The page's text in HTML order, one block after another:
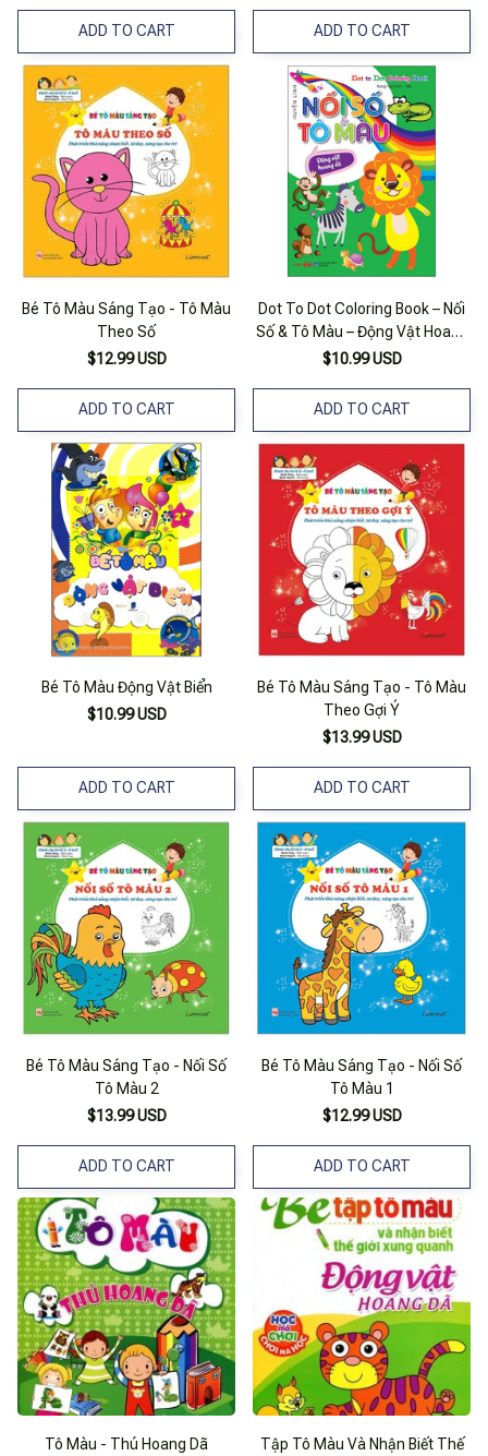
ADD TO CART ADD TO CART
Bé Tô Màu Sáng Tạo - Tô Màu
Theo Số
$12.99 USD
ADD TO CART
Dot To Dot Coloring Book – Nối
Số & Tô Màu – Động Vật Hoang
Dã
$10.99 USD
ADD TO CART
Bé Tô Màu Động Vật Biển
$10.99 USD
ADD TO CART
Bé Tô Màu Sáng Tạo - Tô Màu
Theo Gợi Ý
$13.99 USD
ADD TO CART
Bé Tô Màu Sáng Tạo - Nối Số
Tô Màu 2
$13.99 USD
ADD TO CART
Bé Tô Màu Sáng Tạo - Nối Số
Tô Màu 1
$12.99 USD
ADD TO CART
Tô Màu - Thú Hoang Dã
Tập Tô Màu Và Nhận Biết Thế